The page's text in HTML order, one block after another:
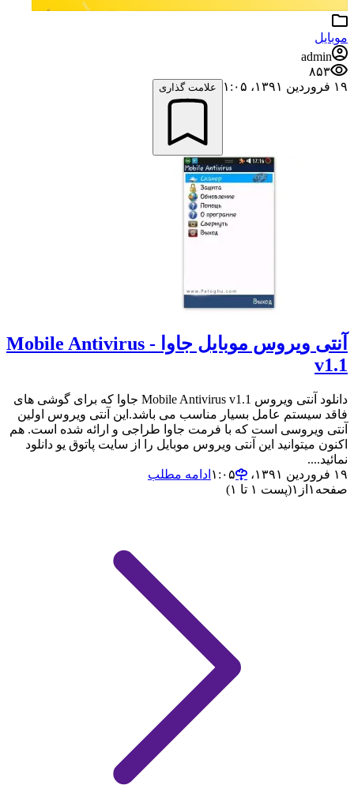
موبایل
admin
۸۵۳
۱۹ فروردین ۱۳۹۱،‏ ۱:۰۵
علامت گذاری
آنتی ویروس موبایل جاوا - Mobile Antivirus
v1.1
دانلود آنتی ویروس Mobile Antivirus v1.1 جاوا که برای گوشی های
فاقد سیستم عامل بسیار مناسب می باشد.این آنتی ویروس اولین
آنتی ویروسی است که با فرمت جاوا طراجی و ارائه شده است. هم
اکنون میتوانید این آنتی ویروس موبایل را از سایت پاتوق یو دانلود
نمائید....
۱۹ فروردین ۱۳۹۱،‏ ۱:۰۵
ادامه مطلب
صفحه ۱ از ۱(پست ۱ تا ۱)